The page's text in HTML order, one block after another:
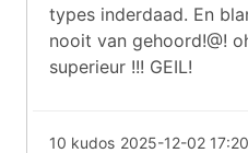
types inderdaad. En
nooit van gehoord!@!
superieur !!! GEIL!
10 kudos 2025-12-02